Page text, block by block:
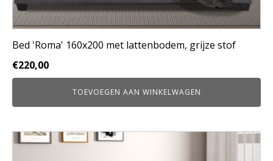
Bed 'Roma' 160x200 met lattenbodem, grijze stof
€220,00
TOEVOEGEN AAN WINKELWAGEN